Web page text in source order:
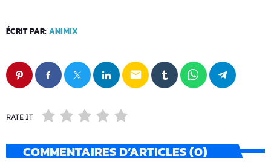
ÉCRIT PAR: ANIMIX
email
RATE IT
COMMENTAIRES D’ARTICLES (0)